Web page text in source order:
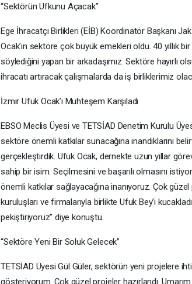
“Sektörün Ufkunu Açacak”
Ege İhracatçı Birlikleri (EİB) Koordinatör Başkanı
Ocak’ın sektöre çok büyük emekleri oldu. 40 yıllık
söylediğini yapan bir arkadaşımız. Sektöre hayırlı
ihracatı artıracak çalışmalarda da iş birliklerimiz
İzmir Ufuk Ocak’ı Muhteşem Karşıladı
EBSO Meclis Üyesi ve TETSİAD Denetim Kurulu
sektöre önemli katkılar sunacağına inandıklarını
gerçekleştirdik. Ufuk Ocak, dernekte uzun yıllar
sahip bir isim. Seçilmesini ve başarılı olmasını
önemli katkılar sağlayacağına inanıyoruz. Çok
kuruluşları ve firmalarıyla birlikte Ufuk Bey’i
pekiştiriyoruz” diye konuştu.
“Sektöre Yeni Bir Soluk Gelecek”
TETSİAD Üyesi Gül Güler, sektörün yeni projelere
gösteriyorum. Çok güzel projeler hazırlandı.